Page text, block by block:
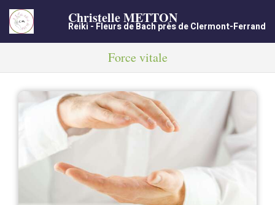
Christelle METTON
Reiki - Fleurs de Bach près de Clermont-Ferrand
Force vitale